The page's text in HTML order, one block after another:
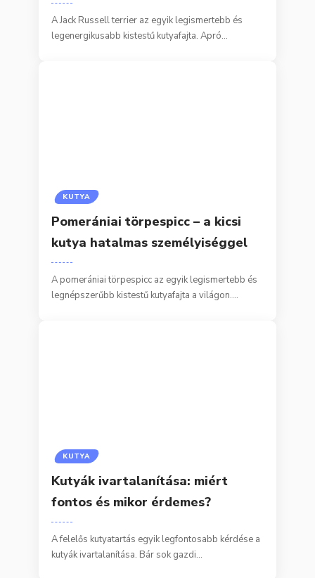
A Jack Russell terrier az egyik legismertebb és
legenergikusabb kistestű kutyafajta. Apró…
KUTYA
Pomerániai törpespicc – a kicsi
kutya hatalmas személyiséggel
A pomerániai törpespicc az egyik legismertebb és
legnépszerűbb kistestű kutyafajta a világon.…
KUTYA
Kutyák ivartalanítása: miért
fontos és mikor érdemes?
A felelős kutyatartás egyik legfontosabb kérdése a
kutyák ivartalanítása. Bár sok gazdi…